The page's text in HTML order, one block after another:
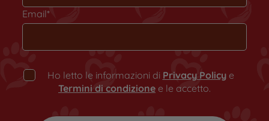
Email*
Ho letto le informazioni di Privacy Policye
Termini di condizione e le accetto.